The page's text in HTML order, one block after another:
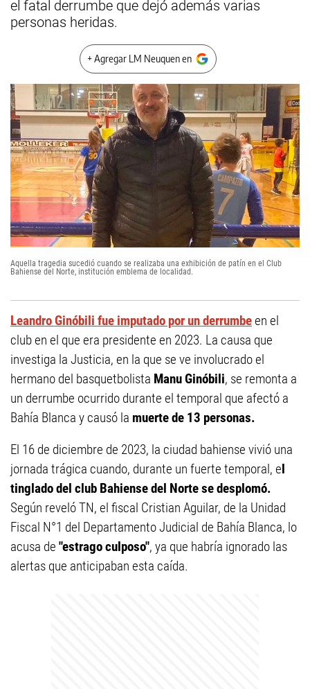
el fatal derrumbe que dejó además varias
personas heridas.
+ Agregar LM Neuquen en
Aquella tragedia sucedió cuando se realizaba una exhibición de patín en el Club
Bahiense del Norte, institución emblema de localidad.
Leandro Ginóbili fue imputado por un derrumbeen el
club en el que era presidente en 2023. La causa que
investiga la Justicia, en la que se ve involucrado el
hermano del basquetbolista Manu Ginóbili, se remonta a
un derrumbe ocurrido durante el temporal que afectó a
Bahía Blanca y causó la muerte de 13 personas.
El 16 de diciembre de 2023, la ciudad bahiense vivió una
jornada trágica cuando, durante un fuerte temporal, el
tinglado del club Bahiense del Norte se desplomó.
Según reveló TN, el fiscal Cristian Aguilar, de la Unidad
Fiscal N°1 del Departamento Judicial de Bahía Blanca, lo
acusa de "estrago culposo", ya que habría ignorado las
alertas que anticipaban esta caída.